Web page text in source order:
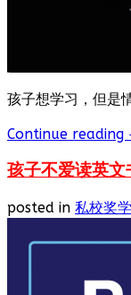
孩子想学习，但是
Continue reading
孩子不爱读英文
posted in 私校奖